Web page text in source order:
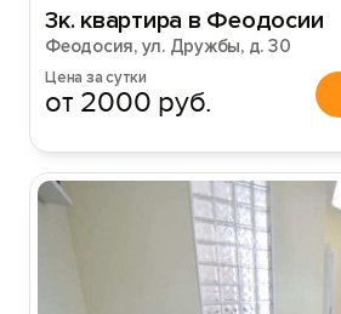
3к. квартира в Феодосии
Феодосия, ул. Дружбы, д. 30
Цена за сутки
от 2000 руб.
Войти с помощью